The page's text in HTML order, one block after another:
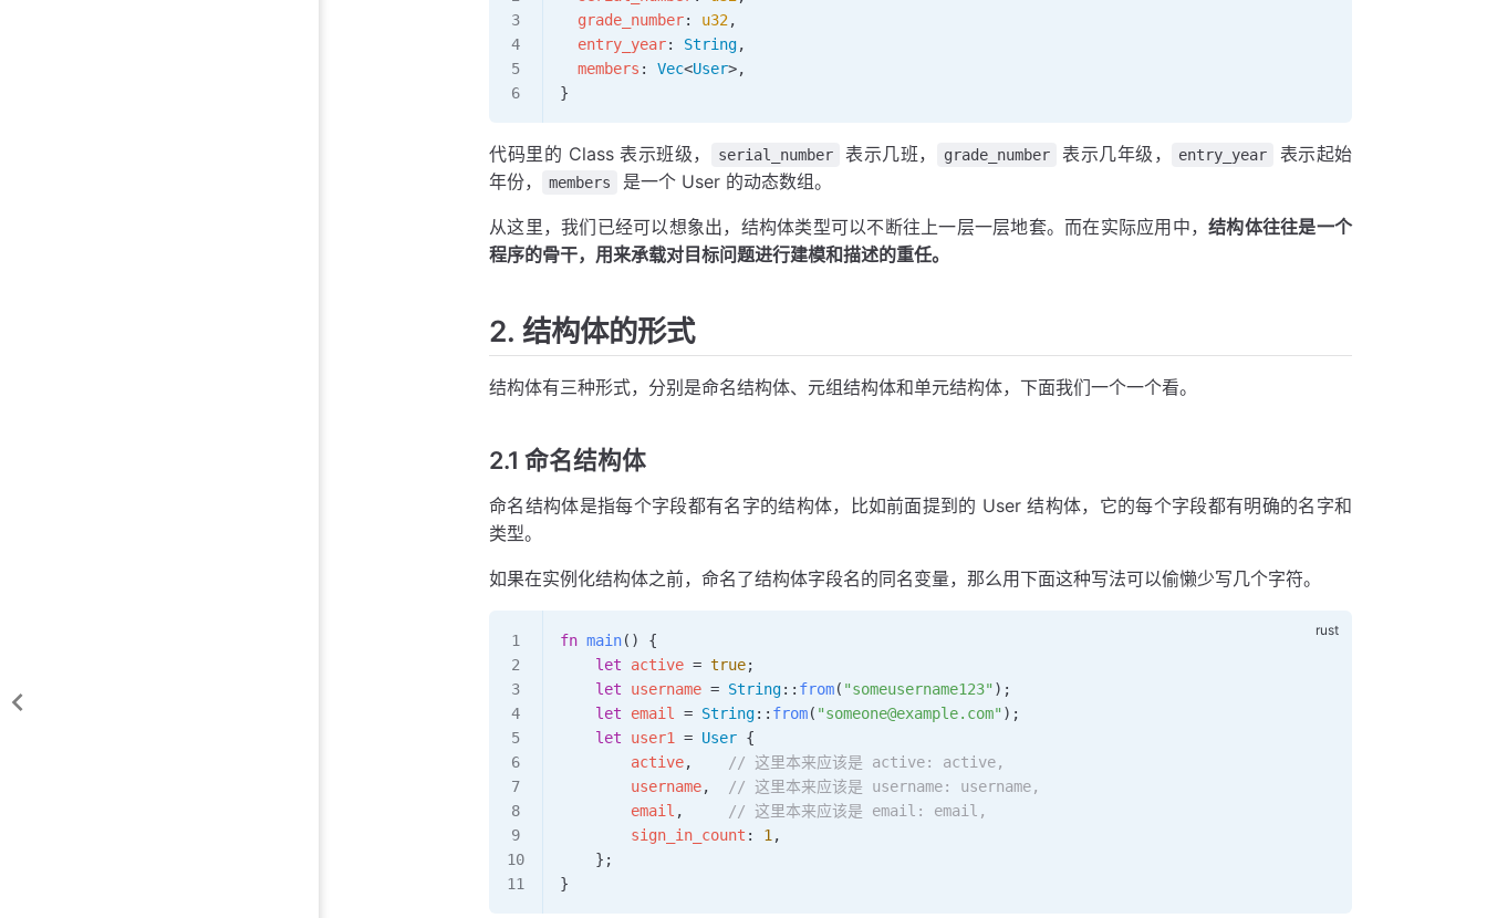
  grade_number
: u32,
  entry_year
: String,
  members
: Vec<User>,
}
代码里的 Class 表示班级， serial_number 表示几班， grade_number 表示几年级， entry_year
表示起始
年份，
members 是一个 User 的动态数组。
从这里，我们已经可以想象出，结构体类型可以不断往上一层一层地套。而在实际应用中，结构体往往是一个
程序的骨干，用来承载对目标问题进行建模和描述的重任。
2. 结构体的形式
结构体有三种形式，分别是命名结构体、元组结构体和单元结构体，下面我们一个一个看。
2.1 命名结构体
命名结构体是指每个字段都有名字的结构体，比如前面提到的 User 结构体，它的每个字段都有明确的名字和
类型。
如果在实例化结构体之前，命名了结构体字段名的同名变量，那么用下面这种写法可以偷懒少写几个字符。
fn main() {
    let
active = true;
    let
username = String:: from( "someusername123" );
    let
email = String:: from( "someone@example.com" );
    let
user1 = User {
        active
,
// 这里本来应该是 active: active,
        username
,
// 这里本来应该是 username: username,
        email
,
// 这里本来应该是 email: email,
        sign_in_count
: 1 ,
    };
}